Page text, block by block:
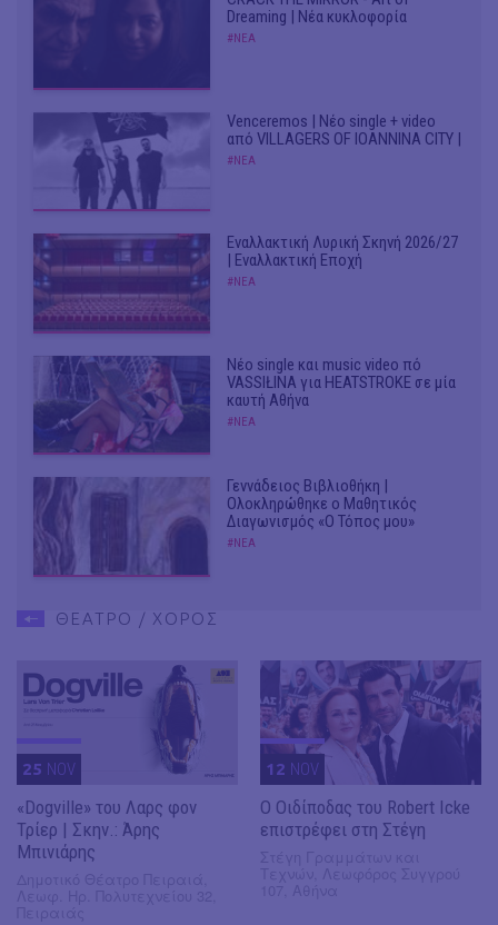
Dreaming | Νέα κυκλοφορία
#ΝΕΑ
Venceremos | Νέο single + video
από VILLAGERS OF IOANNINA CITY |
#ΝΕΑ
Εναλλακτική Λυρική Σκηνή 2026/27
| Εναλλακτική Εποχή
#ΝΕΑ
Νέο single και music video πό
VASSIŁINA για HEATSTROKE σε μία
καυτή Αθήνα
#ΝΕΑ
Γεννάδειος Βιβλιοθήκη |
Ολοκληρώθηκε ο Μαθητικός
Διαγωνισμός «Ο Τόπος μου»
#ΝΕΑ
ΘΕΑΤΡΟ / ΧΟΡΟΣ
25 NOV
«Dogville» του Λαρς φον
Τρίερ | Σκην.: Άρης
Μπινιάρης
12 NOV
O Οιδίποδας του Robert Icke
επιστρέφει στη Στέγη